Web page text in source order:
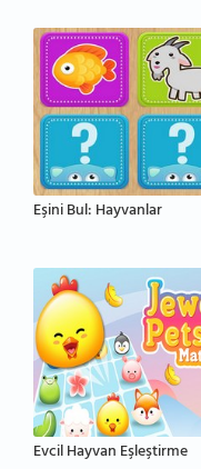
Eşini Bul: Hayvanlar
Evcil Hayvan Eşleştirme